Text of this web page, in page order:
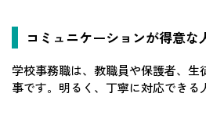
コミュニケーションが得意な
学校事務職は、教職員や保護者、生
事です。明るく、丁寧に対応できる